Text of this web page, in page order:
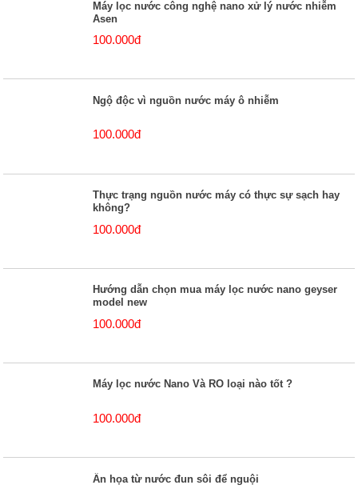
Máy lọc nước công nghệ nano xử lý nước nhiễm
Asen
100.000đ
Ngộ độc vì nguồn nước máy ô nhiễm
100.000đ
Thực trạng nguồn nước máy có thực sự sạch hay
không?
100.000đ
Hướng dẫn chọn mua máy lọc nước nano geyser
model new
100.000đ
Máy lọc nước Nano Và RO loại nào tốt ?
100.000đ
Ẩn họa từ nước đun sôi để nguội